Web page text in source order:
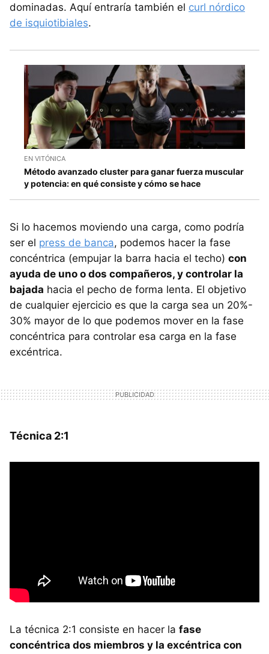
dominadas. Aquí entraría también el curl nórdico
de isquiotibiales.
EN VITÓNICA
Método avanzado cluster para ganar fuerza muscular
y potencia: en qué consiste y cómo se hace
Si lo hacemos moviendo una carga, como podría
ser el press de banca, podemos hacer la fase
concéntrica (empujar la barra hacia el techo) con
ayuda de uno o dos compañeros, y controlar la
bajada hacia el pecho de forma lenta. El objetivo
de cualquier ejercicio es que la carga sea un 20%-
30% mayor de lo que podemos mover en la fase
concéntrica para controlar esa carga en la fase
excéntrica.
Técnica 2:1
La técnica 2:1 consiste en hacer la fase
concéntrica dos miembros y la excéntrica con